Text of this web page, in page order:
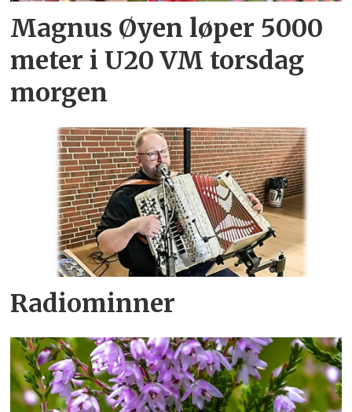
Magnus Øyen løper 5000
meter i U20 VM torsdag
morgen
Radiominner